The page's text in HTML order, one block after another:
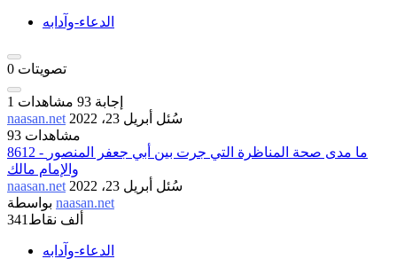
الدعاء-وآدابه
0 تصويتات
1 إجابة 93 مشاهدات
naasan.net
سُئل أبريل 23، 2022
93 مشاهدات
8612 - ما مدى صحة المناظرة التي جرت بين أبي جعفر المنصور
والإمام مالك
naasan.net
سُئل أبريل 23، 2022
naasan.net
341ألف نقاط
الدعاء-وآدابه